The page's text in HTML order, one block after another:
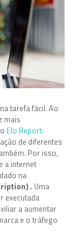
tarefa fácil. Ao
mais
Elo Report:
de diferentes
Por isso,
a internet
na
. Uma
executada
a aumentar
e o tráfego